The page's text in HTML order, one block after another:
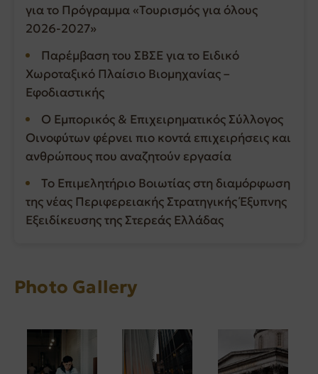
για το Πρόγραμμα «Τουρισμός για όλους
2026-2027»
Παρέμβαση του ΣΒΣΕ για το Ειδικό
Χωροταξικό Πλαίσιο Βιομηχανίας –
Εφοδιαστικής
Ο Εμπορικός & Επιχειρηματικός Σύλλογος
Οινοφύτων φέρνει πιο κοντά επιχειρήσεις και
ανθρώπους που αναζητούν εργασία
Το Επιμελητήριο Βοιωτίας στη διαμόρφωση
της νέας Περιφερειακής Στρατηγικής Έξυπνης
Εξειδίκευσης της Στερεάς Ελλάδας
Photo Gallery